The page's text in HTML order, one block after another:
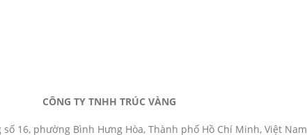
CÔNG TY TNHH TRÚC VÀNG
số 16, phường Bình Hưng Hòa, Thành phố Hồ Chí Minh, Việt Nam